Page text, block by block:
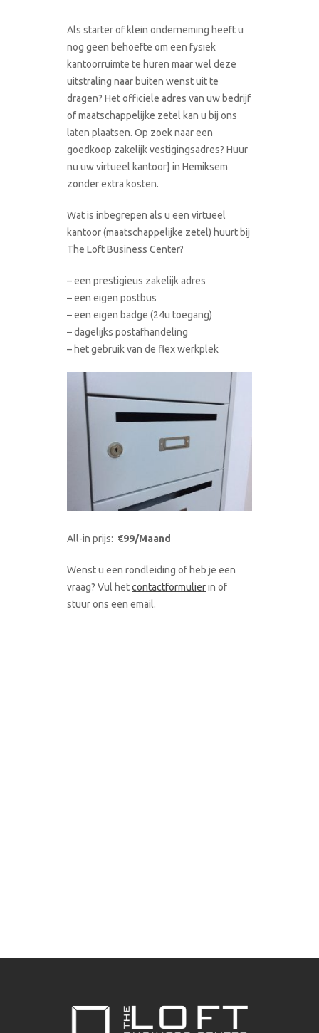
Als starter of klein onderneming heeft u
nog geen behoefte om een fysiek
kantoorruimte te huren maar wel deze
uitstraling naar buiten wenst uit te
dragen? Het officiele adres van uw bedrijf
of maatschappelijke zetel kan u bij ons
laten plaatsen. Op zoek naar een
goedkoop zakelijk vestigingsadres? Huur
nu uw virtueel kantoor} in Hemiksem
zonder extra kosten.
Wat is inbegrepen als u een virtueel
kantoor (maatschappelijke zetel) huurt bij
The Loft Business Center?
– een prestigieus zakelijk adres
– een eigen postbus
– een eigen badge (24u toegang)
– dagelijks postafhandeling
– het gebruik van de flex werkplek
All-in prijs: €99/Maand
Wenst u een rondleiding of heb je een
vraag? Vul hetcontactformulierin of
stuur ons een email.